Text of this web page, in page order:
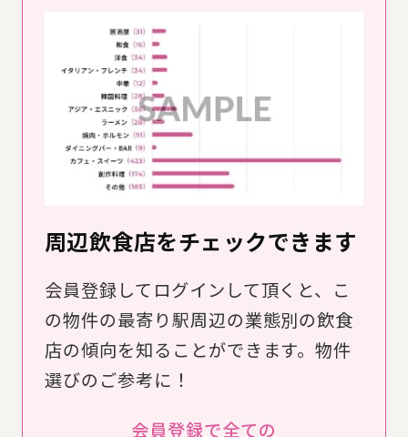
周辺飲食店をチェックできます
会員登録してログインして頂くと、こ
の物件の最寄り駅周辺の業態別の飲食
店の傾向を知ることができます。物件
選びのご参考に！
会員登録で全ての